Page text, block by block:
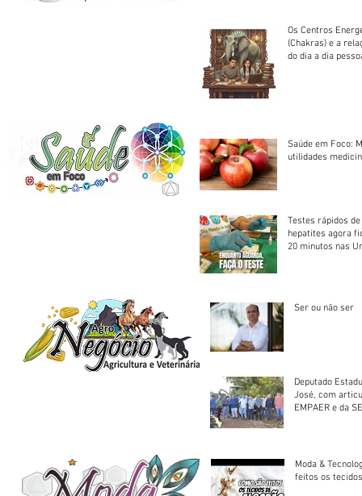
Os Centros
(Chakras) e a
do dia a dia
Saúde em Foco:
utilidades
Testes rápidos
hepatites agora
20 minutos nas
Ser ou não ser
Deputado
José, com
EMPAER e da
Moda &
feitos os